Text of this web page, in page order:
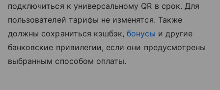
подключиться к универсальному QR в срок. Для
пользователей тарифы не изменятся. Также
должны сохраниться кэшбэк,бонусы и другие
банковские привилегии, если они предусмотрены
выбранным способом оплаты.